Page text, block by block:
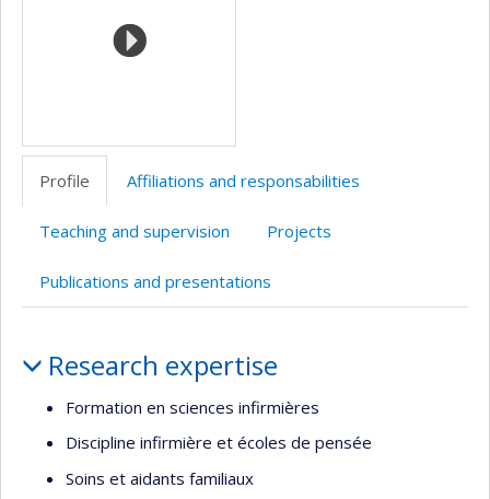
de
recherche
Profile Affiliations and responsabilities
Teaching and supervision Projects
Publications and presentations
Research expertise
Formation en sciences infirmières
Discipline infirmière et écoles de pensée
Soins et aidants familiaux